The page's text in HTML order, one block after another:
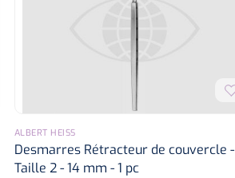
ALBERT HEISS
Desmarres Rétracteur de couvercle -
Taille 2 - 14 mm - 1 pc